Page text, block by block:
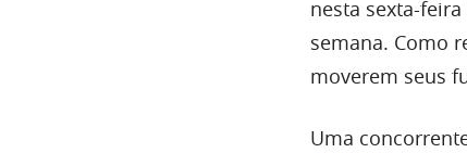
nesta sexta-
semana. Como
moverem seus
Uma